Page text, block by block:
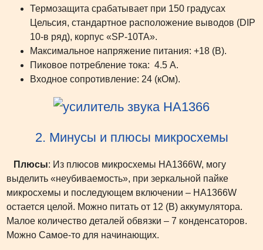
Термозащита срабатывает при 150 градусах
Цельсия, стандартное расположение выводов (DIP
10-в ряд), корпус «SP-10TA».
Максимальное напряжение питания: +18 (В).
Пиковое потребление тока: 4.5 А.
Входное сопротивление: 24 (кОм).
2. Минусы и плюсы микросхемы
Плюсы: Из плюсов микросхемы HA1366W, могу
выделить «неубиваемость», при зеркальной пайке
микросхемы и последующем включении – HA1366W
остается целой. Можно питать от 12 (В) аккумулятора.
Малое количество деталей обвязки – 7 конденсаторов.
Можно Самое-то для начинающих.